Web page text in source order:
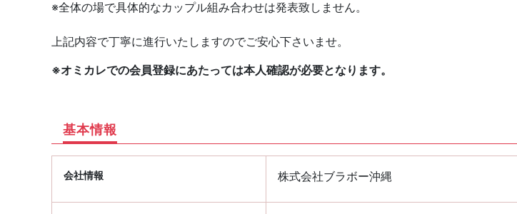
※全体の場で具体的なカップル組み合わせは発表致しません。
上記内容で丁寧に進行いたしますのでご安心下さいませ。
※オミカレでの会員登録にあたっては本人確認が必要となります。
基本情報
会社情報 株式会社ブラボー沖縄